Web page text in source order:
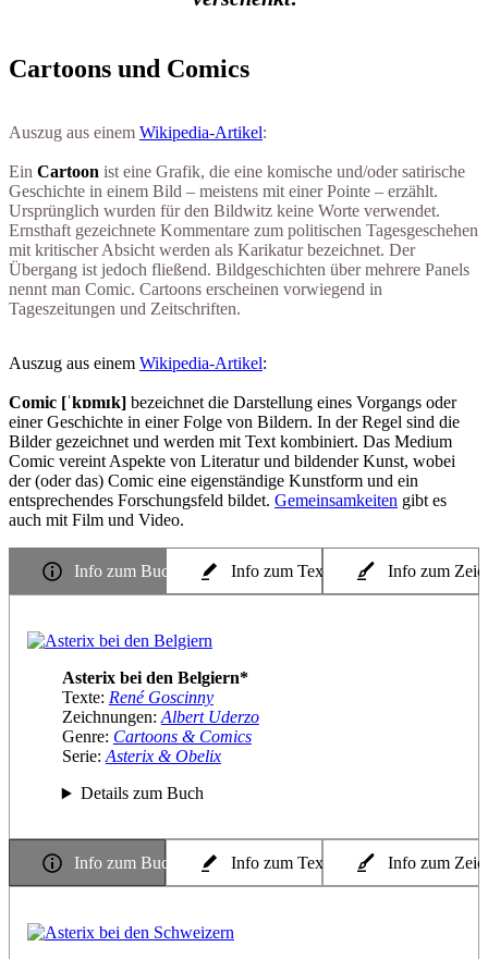
Cartoons und Comics
Auszug aus einem Wikipedia-Artikel:
Ein Cartoon ist eine Grafik, die eine komische und/oder satirische
Geschichte in einem Bild – meistens mit einer Pointe – erzählt.
Ursprünglich wurden für den Bildwitz keine Worte verwendet.
Ernsthaft gezeichnete Kommentare zum politischen Tagesgeschehen
mit kritischer Absicht werden als Karikatur bezeichnet. Der
Übergang ist jedoch fließend. Bildgeschichten über mehrere Panels
nennt man Comic. Cartoons erscheinen vorwiegend in
Tageszeitungen und Zeitschriften.
Auszug aus einem Wikipedia-Artikel:
Comic [ˈkɒmɪk] bezeichnet die Darstellung eines Vorgangs oder
einer Geschichte in einer Folge von Bildern. In der Regel sind die
Bilder gezeichnet und werden mit Text kombiniert. Das Medium
Comic vereint Aspekte von Literatur und bildender Kunst, wobei
der (oder das) Comic eine eigenständige Kunstform und ein
entsprechendes Forschungsfeld bildet. Gemeinsamkeiten gibt es
auch mit Film und Video.
Info zum Buch Info zum Texter Info zum
Asterix bei den Belgiern*
Texte: René Goscinny
Zeichnungen: Albert Uderzo
Genre: Cartoons & Comics
Serie: Asterix & Obelix
Details zum Buch
Info zum Buch Info zum Texter Info zum